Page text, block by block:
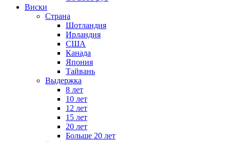
Виски
Страна
Шотландия
Ирландия
США
Канада
Япония
Тайвань
Выдержка
8 лет
10 лет
12 лет
15 лет
20 лет
Больше 20 лет